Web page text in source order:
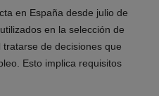
en España desde julio de
en la selección de
tratarse de decisiones que
Esto implica requisitos